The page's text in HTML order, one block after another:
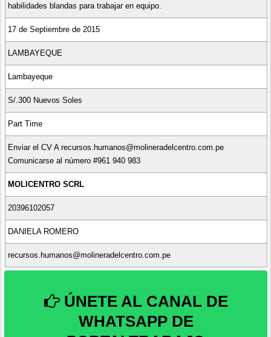
habilidades blandas para trabajar en equipo.
17 de Septiembre de 2015
LAMBAYEQUE
Lambayeque
S/.300 Nuevos Soles
Part Time
Enviar el CV A recursos.humanos@molineradelcentro.com.pe
Comunicarse al número #961 940 983
MOLICENTRO SCRL
20396102057
DANIELA ROMERO
recursos.humanos@molineradelcentro.com.pe
ÚNETE AL CANAL DE
WHATSAPP DE